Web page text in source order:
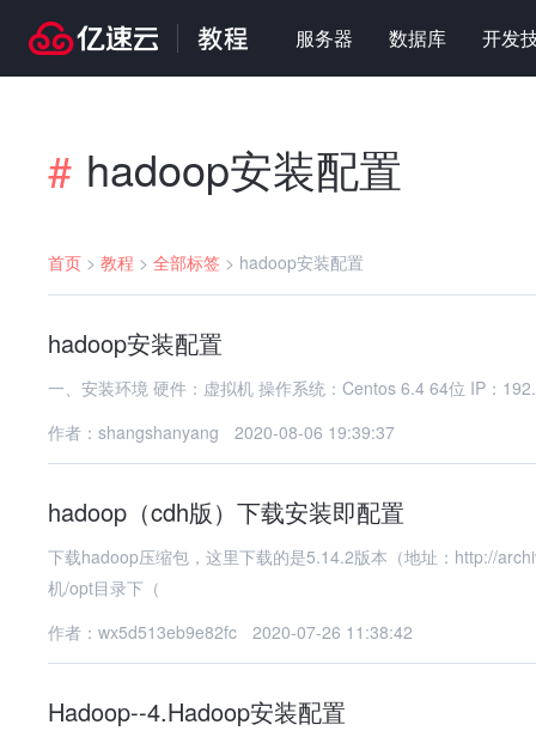
服务器 数据库 开发
# hadoop安装配置
首页 > 教程 > 全部标签 > hadoop安装配置
hadoop安装配置
一、安装环境 硬件：虚拟机 操作系统：Centos 6.4 64位 IP：
作者：shangshanyang
2020-08-06 19:39:37
hadoop（cdh版）下载安装即配置
下载hadoop压缩包，这里下载的是5.14.2版本（地址：http://archive.cloudera.com/
机/opt目录下（
作者：wx5d513eb9e82fc
2020-07-26 11:38:42
Hadoop--4.Hadoop安装配置